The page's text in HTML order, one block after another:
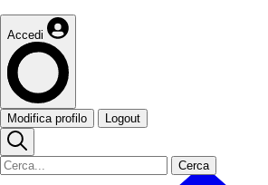
Accedi
Modifica profilo Logout
Cerca